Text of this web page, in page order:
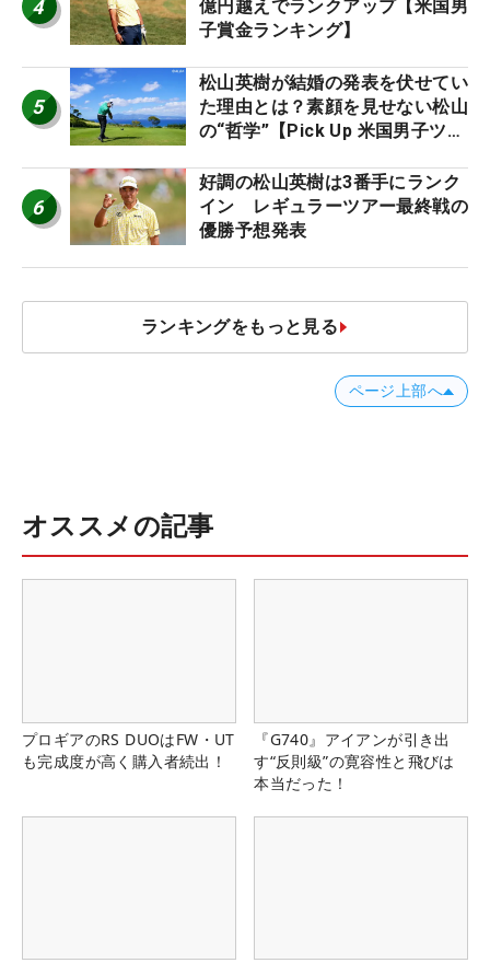
4
億円越えでランクアップ【米国男
子賞金ランキング】
5
松山英樹が結婚の発表を伏せてい
た理由とは？素顔を見せない松山
の“哲学”【Pick Up 米国男子ツア
6
好調の松山英樹は3番手にランク
イン レギュラーツアー最終戦の
優勝予想発表
ランキングをもっと見る
ページ上部へ
オススメの記事
プロギアのRS DUOはFW・UT
も完成度が高く購入者続出！
『G740』アイアンが引き出
す“反則級”の寛容性と飛びは
本当だった！